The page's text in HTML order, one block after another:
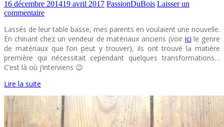
16 décembre 201419 avril 2017 PassionDuBois Laisser un
commentaire
Lassés de leur table basse, mes parents en voulaient une nouvelle.
En chinant chez un vendeur de matériaux anciens (voir ici le genre
de matériaux que l’on peut y trouver), ils ont trouvé la matière
première qui nécessitait cependant quelques transformations…
C’est là où j’interviens 😉
Lire la suite